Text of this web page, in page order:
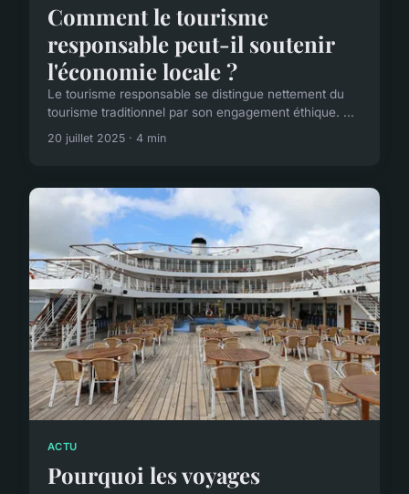
Comment le tourisme
responsable peut-il soutenir
l'économie locale ?
Le tourisme responsable se distingue nettement du
tourisme traditionnel par son engagement éthique. ...
20 juillet 2025 · 4 min
ACTU
Pourquoi les voyages